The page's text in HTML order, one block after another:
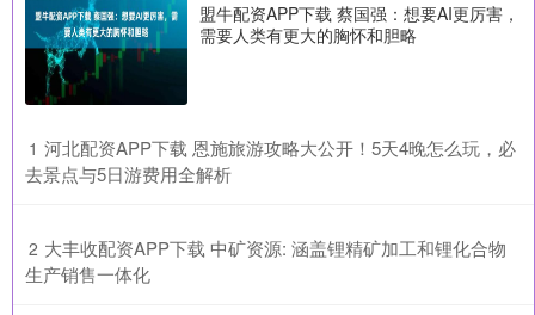
盟牛配资APP下载 蔡国强：想要AI更厉害，
需要人类有更大的胸怀和胆略
1 ​河北配资APP下载 恩施旅游攻略大公开！5天4晚怎么玩，必
去景点与5日游费用全解析
2 ​大丰收配资APP下载 中矿资源: 涵盖锂精矿加工和锂化合物
生产销售一体化